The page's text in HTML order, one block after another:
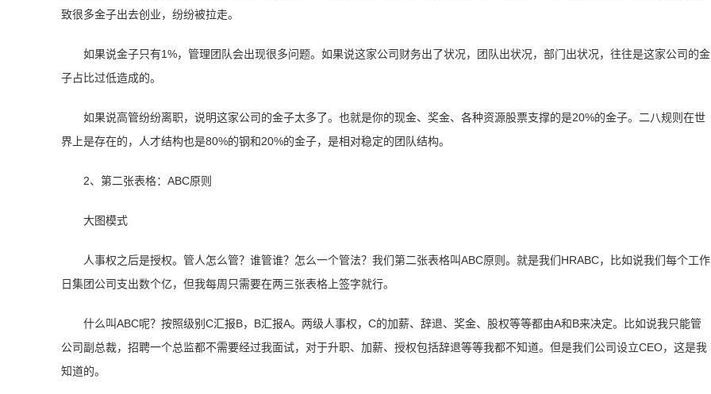
致很多金子出去创业，纷纷被拉走。
如果说金子只有1%，管理团队会出现很多问题。如果说这家公司财务出了状况，团队出状况，部门出状况，往往是这家公司的金
子占比过低造成的。
如果说高管纷纷离职，说明这家公司的金子太多了。也就是你的现金、奖金、各种资源股票支撑的是20%的金子。二八规则在世
界上是存在的，人才结构也是80%的钢和20%的金子，是相对稳定的团队结构。
2、第二张表格：ABC原则
大图模式
人事权之后是授权。管人怎么管？谁管谁？怎么一个管法？我们第二张表格叫ABC原则。就是我们HRABC，比如说我们每个工作
日集团公司支出数个亿，但我每周只需要在两三张表格上签字就行。
什么叫ABC呢？按照级别C汇报B，B汇报A。两级人事权，C的加薪、辞退、奖金、股权等等都由A和B来决定。比如说我只能管
公司副总裁，招聘一个总监都不需要经过我面试，对于升职、加薪、授权包括辞退等等我都不知道。但是我们公司设立CEO，这是我
知道的。